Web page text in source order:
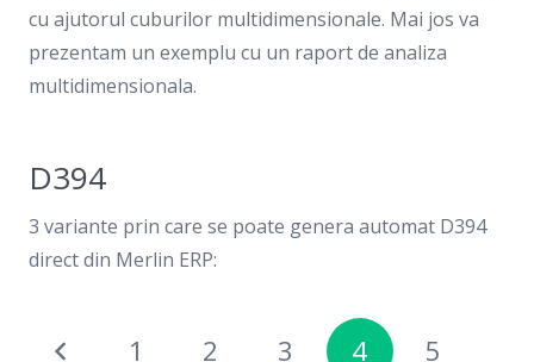
cu ajutorul cuburilor multidimensionale. Mai jos va
prezentam un exemplu cu un raport de analiza
multidimensionala.
D394
3 variante prin care se poate genera automat D394
direct din Merlin ERP:
1 2 3 4 5